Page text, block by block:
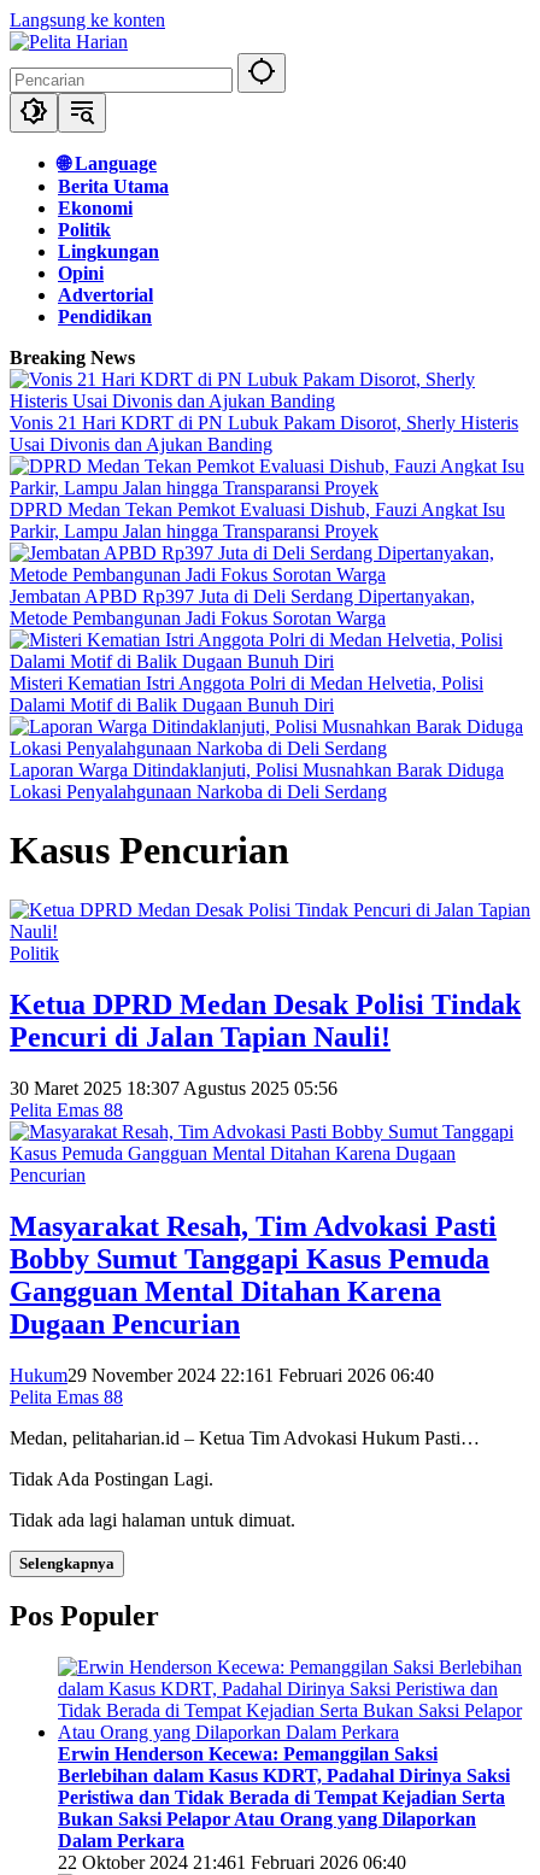
Langsung ke konten
🌐 Language
Berita Utama
Ekonomi
Politik
Lingkungan
Opini
Advertorial
Pendidikan
Breaking News
Vonis 21 Hari KDRT di PN Lubuk Pakam Disorot, Sherly Histeris
Usai Divonis dan Ajukan Banding
DPRD Medan Tekan Pemkot Evaluasi Dishub, Fauzi Angkat Isu
Parkir, Lampu Jalan hingga Transparansi Proyek
Jembatan APBD Rp397 Juta di Deli Serdang Dipertanyakan,
Metode Pembangunan Jadi Fokus Sorotan Warga
Misteri Kematian Istri Anggota Polri di Medan Helvetia, Polisi
Dalami Motif di Balik Dugaan Bunuh Diri
Laporan Warga Ditindaklanjuti, Polisi Musnahkan Barak Diduga
Lokasi Penyalahgunaan Narkoba di Deli Serdang
Kasus Pencurian
Politik
Ketua DPRD Medan Desak Polisi Tindak
Pencuri di Jalan Tapian Nauli!
30 Maret 2025 18:307 Agustus 2025 05:56
Pelita Emas 88
Masyarakat Resah, Tim Advokasi Pasti
Bobby Sumut Tanggapi Kasus Pemuda
Gangguan Mental Ditahan Karena
Dugaan Pencurian
Hukum29 November 2024 22:161 Februari 2026 06:40
Pelita Emas 88
Medan, pelitaharian.id – Ketua Tim Advokasi Hukum Pasti…
Tidak Ada Postingan Lagi.
Tidak ada lagi halaman untuk dimuat.
Selengkapnya
Pos Populer
Erwin Henderson Kecewa: Pemanggilan Saksi
Berlebihan dalam Kasus KDRT, Padahal Dirinya Saksi
Peristiwa dan Tidak Berada di Tempat Kejadian Serta
Bukan Saksi Pelapor Atau Orang yang Dilaporkan
Dalam Perkara
22 Oktober 2024 21:461 Februari 2026 06:40